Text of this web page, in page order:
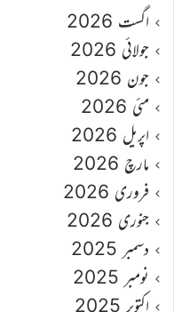
اگست 2026
جولائی 2026
جون 2026
مئی 2026
اپریل 2026
مارچ 2026
فروری 2026
جنوری 2026
دسمبر 2025
نومبر 2025
اکتوبر 2025